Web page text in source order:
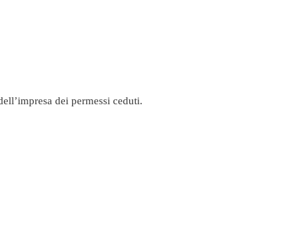
dei permessi ceduti.